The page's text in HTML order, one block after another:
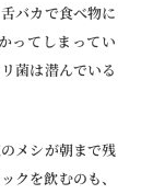
バカで食べ物に
ってしまってい
菌は潜んでいる
メシが朝まで残
クを飲むのも、